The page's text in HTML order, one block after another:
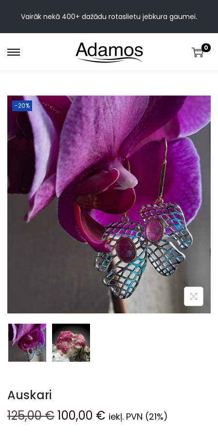
Vairāk nekā 400+ dažādu rotaslietu jebkura gaumei.
0
-20%
Auskari
125,00€100,00 € iekļ. PVN (21%)